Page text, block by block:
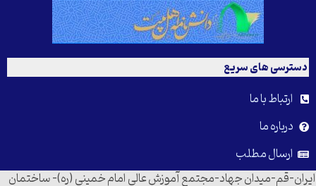
دسترسی های سریع
ارتباط با ما
درباره ما
ارسال مطلب
ایران-قم-میدان جهاد-مجتمع آموزش عالی امام خمینی (ره)- ساختمان